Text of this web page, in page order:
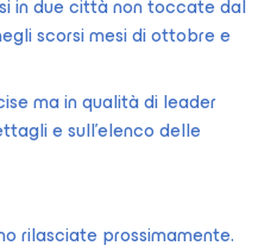
in due città non toccate dal
scorsi mesi di ottobre e
ma in qualità di leader
e sull'elenco delle
rilasciate prossimamente.